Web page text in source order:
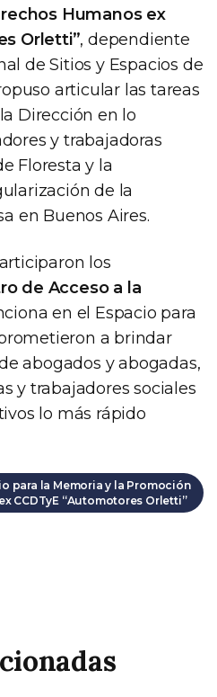
Humanos ex
Orletti”, dependiente
de Sitios y Espacios de
articular las tareas
Dirección en lo
y trabajadoras
Floresta y la
de la
en Buenos Aires.
los
de Acceso a la
en el Espacio para
a brindar
abogados y abogadas,
y trabajadores sociales
lo más rápido
para la Memoria y la Promoción
CCDTyE “Automotores Orletti”